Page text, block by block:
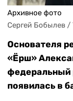
Архивное фото
Сергей Бобылев
Основателя
«Ёрш»
федеральный
появилась в